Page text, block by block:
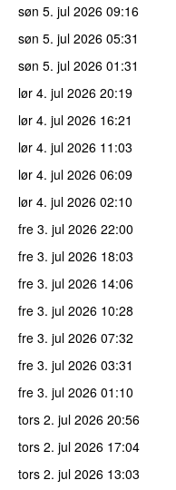
søn 5. jul 2026 09:16
søn 5. jul 2026 05:31
søn 5. jul 2026 01:31
lør 4. jul 2026 20:19
lør 4. jul 2026 16:21
lør 4. jul 2026 11:03
lør 4. jul 2026 06:09
lør 4. jul 2026 02:10
fre 3. jul 2026 22:00
fre 3. jul 2026 18:03
fre 3. jul 2026 14:06
fre 3. jul 2026 10:28
fre 3. jul 2026 07:32
fre 3. jul 2026 03:31
fre 3. jul 2026 01:10
tors 2. jul 2026 20:56
tors 2. jul 2026 17:04
tors 2. jul 2026 13:03